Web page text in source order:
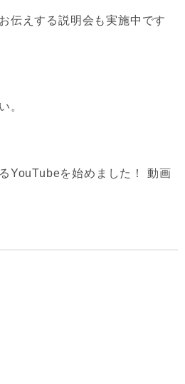
伝えする説明会も実施中です
。
YouTubeを始めました！ 動画